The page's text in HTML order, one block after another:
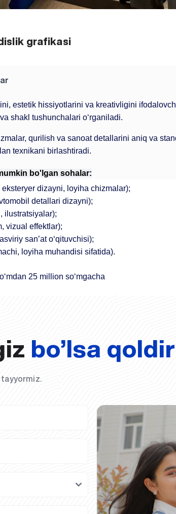
grafikasi
estetik hissiyotlarini va kreativligini
shakl tushunchalari o‘rganiladi.
qurilish va sanoat detallarini aniq va
texnikani birlashtiradi.
bo'lgan sohalar:
eksteryer dizayni, loyiha chizmalar);
detallari dizayni);
ilustratsiyalar);
vizual effektlar);
san’at o‘qituvchisi);
loyiha muhandisi sifatida).
25 million so‘mgacha
bo’lsa